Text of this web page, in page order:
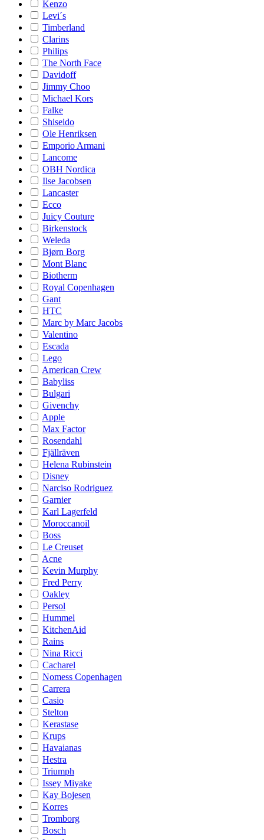
Kenzo
Levi´s
Timberland
Clarins
Philips
The North Face
Davidoff
Jimmy Choo
Michael Kors
Falke
Shiseido
Ole Henriksen
Emporio Armani
Lancome
OBH Nordica
Ilse Jacobsen
Lancaster
Ecco
Juicy Couture
Birkenstock
Weleda
Bjørn Borg
Mont Blanc
Biotherm
Royal Copenhagen
Gant
HTC
Marc by Marc Jacobs
Valentino
Escada
Lego
American Crew
Babyliss
Bulgari
Givenchy
Apple
Max Factor
Rosendahl
Fjällräven
Helena Rubinstein
Disney
Narciso Rodriguez
Garnier
Karl Lagerfeld
Moroccanoil
Boss
Le Creuset
Acne
Kevin Murphy
Fred Perry
Oakley
Persol
Hummel
KitchenAid
Rains
Nina Ricci
Cacharel
Nomess Copenhagen
Carrera
Casio
Stelton
Kerastase
Krups
Havaianas
Hestra
Triumph
Issey Miyake
Kay Bojesen
Korres
Tromborg
Bosch